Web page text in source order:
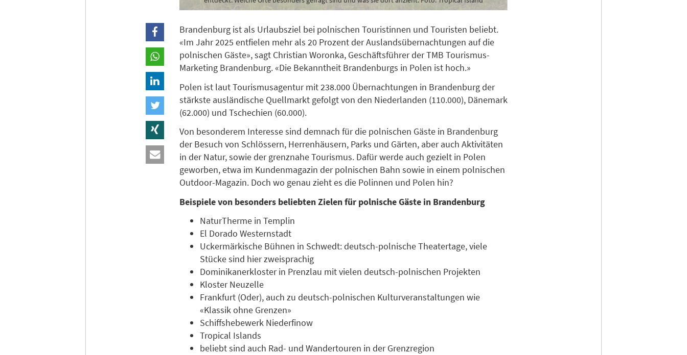
Brandenburg ist als Urlaubsziel bei polnischen Touristinnen und Touristen beliebt.
«Im Jahr 2025 entfielen mehr als 20 Prozent der Auslandsübernachtungen auf die
polnischen Gäste», sagt Christian Woronka, Geschäftsführer der TMB Tourismus-
Marketing Brandenburg. «Die Bekanntheit Brandenburgs in Polen ist hoch.»
Polen ist laut Tourismusagentur mit 238.000 Übernachtungen in Brandenburg der
stärkste ausländische Quellmarkt gefolgt von den Niederlanden (110.000), Dänemark
(62.000) und Tschechien (60.000).
Von besonderem Interesse sind demnach für die polnischen Gäste in Brandenburg
der Besuch von Schlössern, Herrenhäusern, Parks und Gärten, aber auch Aktivitäten
in der Natur, sowie der grenznahe Tourismus. Dafür werde auch gezielt in Polen
geworben, etwa im Kundenmagazin der polnischen Bahn sowie in einem polnischen
Outdoor-Magazin. Doch wo genau zieht es die Polinnen und Polen hin?
Beispiele von besonders beliebten Zielen für polnische Gäste in Brandenburg
NaturTherme in Templin
El Dorado Westernstadt
Uckermärkische Bühnen in Schwedt: deutsch-polnische Theatertage, viele
Stücke sind hier zweisprachig
Dominikanerkloster in Prenzlau mit vielen deutsch-polnischen Projekten
Kloster Neuzelle
Frankfurt (Oder), auch zu deutsch-polnischen Kulturveranstaltungen wie
«Klassik ohne Grenzen»
Schiffshebewerk Niederfinow
Tropical Islands
beliebt sind auch Rad- und Wandertouren in der Grenzregion